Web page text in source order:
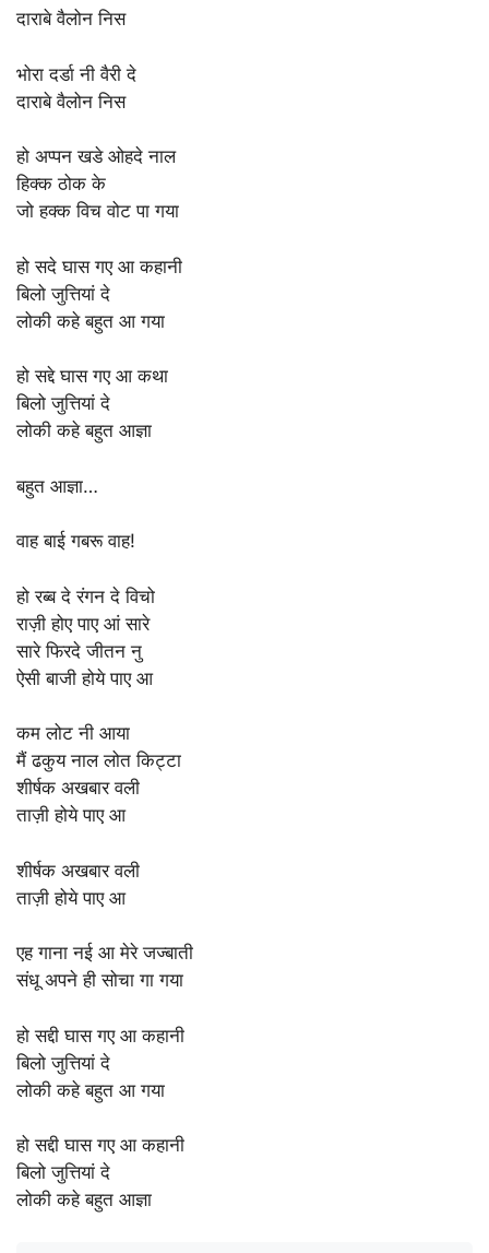
दाराबे वैलोन निस
भोरा दर्डा नी वैरी दे
दाराबे वैलोन निस
हो अप्पन खडे ओहदे नाल
हिक्क ठोक के
जो हक्क विच वोट पा गया
हो सदे घास गए आ कहानी
बिलो जुत्तियां दे
लोकी कहे बहुत आ गया
हो सद्दे घास गए आ कथा
बिलो जुत्तियां दे
लोकी कहे बहुत आज्ञा
बहुत आज्ञा…
वाह बाई गबरू वाह!
हो रब्ब दे रंगन दे विचो
राज़ी होए पाए आं सारे
सारे फिरदे जीतन नु
ऐसी बाजी होये पाए आ
कम लोट नी आया
मैं ढकुय नाल लोत किट्टा
शीर्षक अखबार वली
ताज़ी होये पाए आ
शीर्षक अखबार वली
ताज़ी होये पाए आ
एह गाना नई आ मेरे जज्बाती
संधू अपने ही सोचा गा गया
हो सद्दी घास गए आ कहानी
बिलो जुत्तियां दे
लोकी कहे बहुत आ गया
हो सद्दी घास गए आ कहानी
बिलो जुत्तियां दे
लोकी कहे बहुत आज्ञा